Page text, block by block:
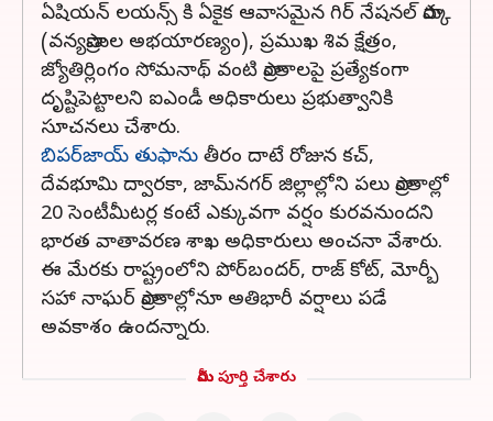
ఏషియన్ లయన్స్ కి ఏకైక ఆవాసమైన గిర్‌ నేషనల్‌ పార్కు
(వన్యప్రాణుల అభయారణ్యం), ప్రముఖ శివ క్షేత్రం,
జ్యోతిర్లింగం సోమనాథ్‌ వంటి ప్రాంతాలపై ప్రత్యేకంగా
దృష్టిపెట్టాలని ఐఎండీ అధికారులు ప్రభుత్వానికి
సూచనలు చేశారు.
బిపర్‌జాయ్‌ తుఫాను తీరం దాటే రోజున కచ్‌,
దేవభూమి ద్వారకా, జామ్‌నగర్‌ జిల్లాల్లోని పలు ప్రాంతాల్లో
20 సెంటీమీటర్ల కంటే ఎక్కువగా వర్షం కురవనుందని
భారత వాతావరణ శాఖ అధికారులు అంచనా వేశారు.
ఈ మేరకు రాష్ట్రంలోని పోర్‌బందర్‌, రాజ్‌ కోట్‌, మోర్బీ
సహా నాఘర్‌ ప్రాంతాల్లోనూ అతిభారీ వర్షాలు పడే
అవకాశం ఉందన్నారు.
మీరు పూర్తి చేశారు